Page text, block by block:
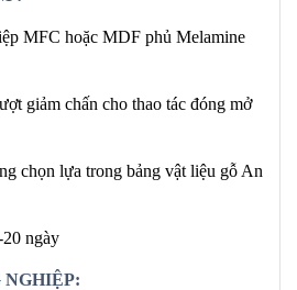
MFC hoặc MDF phủ Melamine
giảm chấn cho thao tác đóng mở
chọn lựa trong bảng vật liệu gỗ An
ngày